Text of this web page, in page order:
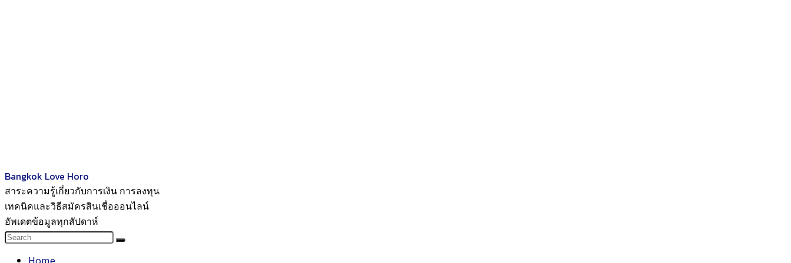
Bangkok Love Horo
สาระความรู้เกี่ยวกับการเงิน การลงทุน
เทคนิคและวิธีสมัครสินเชื่อออนไลน์
อัพเดตข้อมูลทุกสัปดาห์
Home